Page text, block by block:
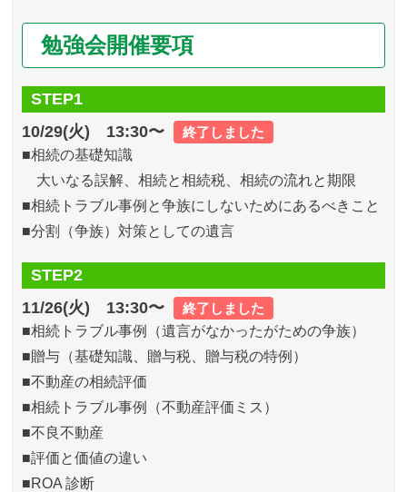
勉強会開催要項
STEP1
10/29(火) 13:30〜
終了しました
■相続の基礎知識
大いなる誤解、相続と相続税、相続の流れと期限
■相続トラブル事例と争族にしないためにあるべきこと
■分割（争族）対策としての遺言
STEP2
11/26(火) 13:30〜
終了しました
■相続トラブル事例（遺言がなかったがための争族）
■贈与（基礎知識、贈与税、贈与税の特例）
■不動産の相続評価
■相続トラブル事例（不動産評価ミス）
■不良不動産
■評価と価値の違い
■ROA 診断